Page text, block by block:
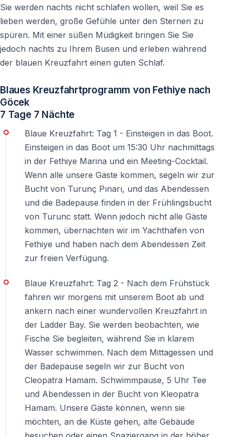
Sie werden nachts nicht schlafen wollen, weil Sie es
lieben werden, große Gefühle unter den Sternen zu
spüren. Mit einer süßen Müdigkeit bringen Sie Sie
jedoch nachts zu Ihrem Busen und erleben während
der blauen Kreuzfahrt einen guten Schlaf.
Blaues Kreuzfahrtprogramm von Fethiye nach
Göcek
7 Tage 7 Nächte
Blaue Kreuzfahrt: Tag 1 - Einsteigen in das Boot.
Einsteigen in das Boot um 15:30 Uhr nachmittags
in der Fethiye Marina und ein Meeting-Cocktail.
Wenn alle unsere Gäste kommen, segeln wir zur
Bucht von Turunç Pınarı, und das Abendessen
und die Badepause finden in der Frühlingsbucht
von Turunc statt. Wenn jedoch nicht alle Gäste
kommen, übernachten wir im Yachthafen von
Fethiye und haben nach dem Abendessen Zeit
zur freien Verfügung.
Blaue Kreuzfahrt: Tag 2 - Nach dem Frühstück
fahren wir morgens mit unserem Boot ab und
ankern nach einer wundervollen Kreuzfahrt in
der Ladder Bay. Sie werden beobachten, wie
Fische Sie begleiten, während Sie in klarem
Wasser schwimmen. Nach dem Mittagessen und
der Badepause segeln wir zur Bucht von
Cleopatra Hamam. Schwimmpause, 5 Uhr Tee
und Abendessen in der Bucht von Kleopatra
Hamam. Unsere Gäste können, wenn sie
möchten, an die Küste gehen, alte Gebäude